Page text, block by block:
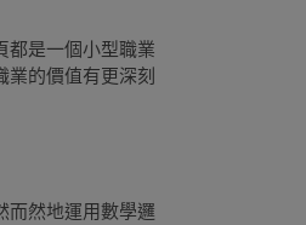
都是一個小型職業
的價值有更深刻
而然地運用數學邏